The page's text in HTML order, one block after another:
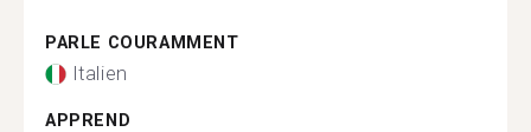
PARLE COURAMMENT
Italien
APPREND